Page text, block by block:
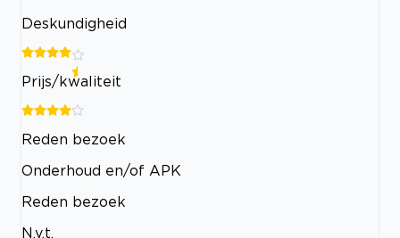
Deskundigheid
Prijs/kwaliteit
Reden bezoek
Onderhoud en/of APK
Reden bezoek
N.v.t.